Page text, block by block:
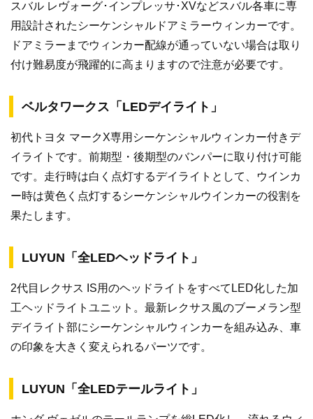
スバル レヴォーグ･インプレッサ･XVなどスバル各車に専
用設計されたシーケンシャルドアミラーウィンカーです。
ドアミラーまでウィンカー配線が通っていない場合は取り
付け難易度が飛躍的に高まりますので注意が必要です。
ベルタワークス「LEDデイライト」
初代トヨタ マークX専用シーケンシャルウィンカー付きデ
イライトです。前期型・後期型のバンパーに取り付け可能
です。走行時は白く点灯するデイライトとして、ウインカ
ー時は黄色く点灯するシーケンシャルウインカーの役割を
果たします。
LUYUN「全LEDヘッドライト」
2代目レクサス IS用のヘッドライトをすべてLED化した加
工ヘッドライトユニット。最新レクサス風のブーメラン型
デイライト部にシーケンシャルウィンカーを組み込み、車
の印象を大きく変えられるパーツです。
LUYUN「全LEDテールライト」